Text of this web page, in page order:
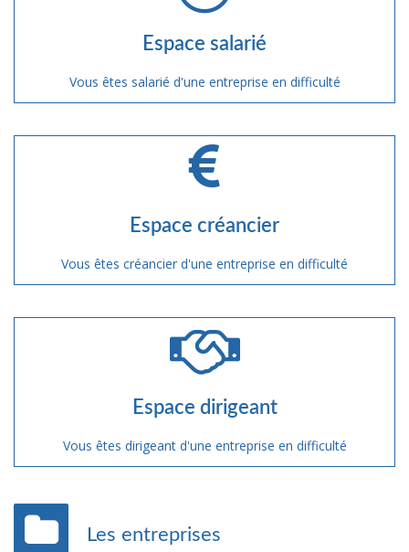
Espace salarié
Vous êtes salarié d'une entreprise en difficulté
Espace créancier
Vous êtes créancier d'une entreprise en difficulté
Espace dirigeant
Vous êtes dirigeant d'une entreprise en difficulté
Les entreprises